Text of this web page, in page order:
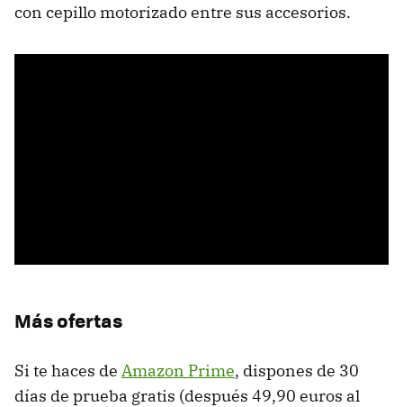
con cepillo motorizado entre sus accesorios.
Más ofertas
Si te haces de Amazon Prime, dispones de 30
días de prueba gratis (después 49,90 euros al